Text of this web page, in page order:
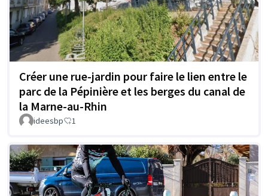
Créer une rue-jardin pour faire le lien entre le
parc de la Pépinière et les berges du canal de
la Marne-au-Rhin
ideesbp 1